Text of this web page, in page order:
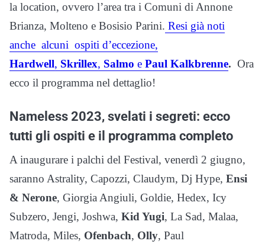
la location, ovvero l’area tra i Comuni di Annone
Brianza, Molteno e Bosisio Parini. Resi già noti
anche alcuni ospiti d’eccezione,
Hardwell, Skrillex, Salmo e Paul Kalkbrenne. Ora
ecco il programma nel dettaglio!
Nameless 2023, svelati i segreti: ecco
tutti gli ospiti e il programma completo
A inaugurare i palchi del Festival, venerdì 2 giugno,
saranno Astrality, Capozzi, Claudym, Dj Hype, Ensi
& Nerone, Giorgia Angiuli, Goldie, Hedex, Icy
Subzero, Jengi, Joshwa, Kid Yugi, La Sad, Malaa,
Matroda, Miles, Ofenbach, Olly, Paul